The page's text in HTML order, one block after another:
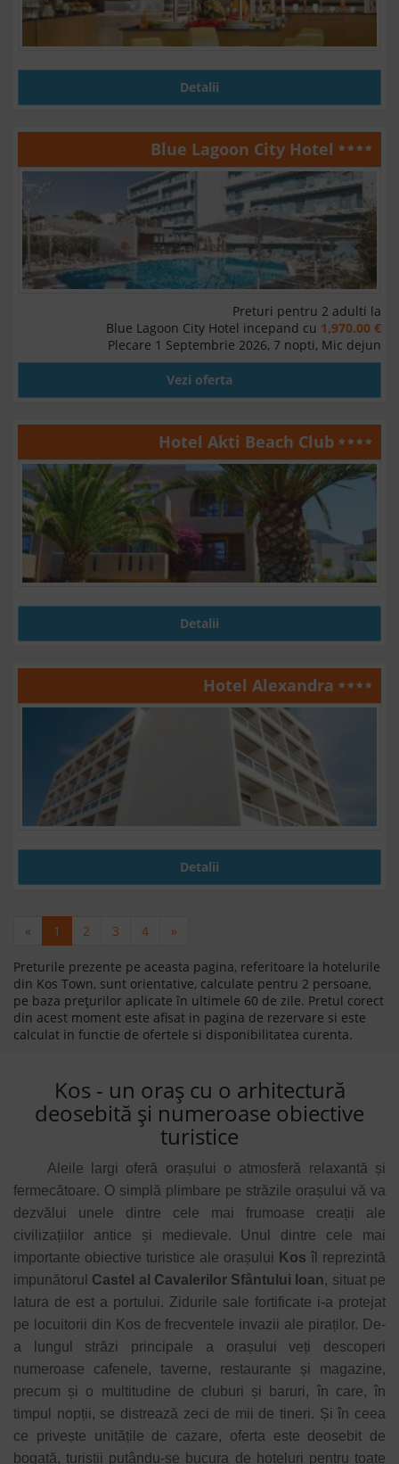
Detalii
Blue Lagoon City Hotel
Preturi pentru 2 adulti la
Blue Lagoon City Hotel incepand cu 1,970.00 €
Plecare 1 Septembrie 2026, 7 nopti, Mic dejun
Vezi oferta
Hotel Akti Beach Club
Detalii
Hotel Alexandra
Detalii
« 1 2 3 4 »
Preturile prezente pe aceasta pagina, referitoare la hotelurile
din Kos Town, sunt orientative, calculate pentru 2 persoane,
pe baza prețurilor aplicate în ultimele 60 de zile. Pretul corect
din acest moment este afisat in pagina de rezervare si este
calculat in functie de ofertele si disponibilitatea curenta.
Kos - un oraș cu o arhitectură
deosebită și numeroase obiective
turistice
Aleile largi oferă orașului o atmosferă relaxantă și
fermecătoare. O simplă plimbare pe străzile orașului vă va
dezvălui unele dintre cele mai frumoase creații ale
civilizațiilor antice și medievale. Unul dintre cele mai
importante obiective turistice ale orașului Kos îl reprezintă
impunătorul Castel al Cavalerilor Sfântului Ioan, situat pe
latura de est a portului. Zidurile sale fortificate i-a protejat
pe locuitorii din Kos de frecventele invazii ale piraților. De-
a lungul străzi principale a orașului veți descoperi
numeroase cafenele, taverne, restaurante și magazine,
precum și o multitudine de cluburi și baruri, în care, în
timpul nopții, se distrează zeci de mii de tineri. Și în ceea
ce privește unitățile de cazare, oferta este deosebit de
bogată, turiștii putându-se bucura de hoteluri pentru toate